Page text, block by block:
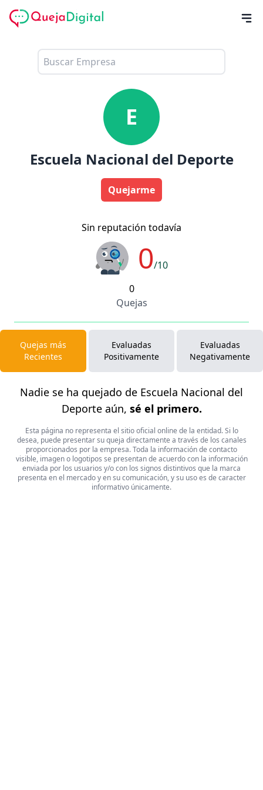
E
Escuela Nacional del Deporte
Quejarme
Sin reputación todavía
0/10
0
Quejas
Quejas más
Recientes
Evaluadas
Positivamente
Evaluadas
Negativamente
Nadie se ha quejado de Escuela Nacional del
Deporte aún, sé el primero.
Esta página no representa el sitio oficial online de la entidad. Si lo
desea, puede presentar su queja directamente a través de los canales
proporcionados por la empresa. Toda la información de contacto
visible, imagen o logotipos se presentan de acuerdo con la información
enviada por los usuarios y/o con los signos distintivos que la marca
presenta en el mercado y en su comunicación, y su uso es de caracter
informativo únicamente.